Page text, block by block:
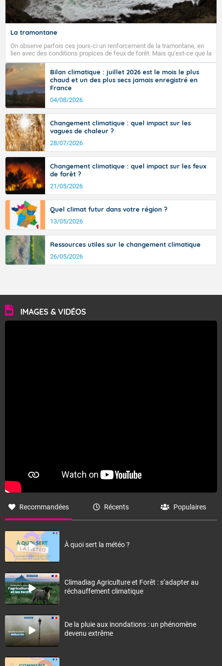
La tramontane
On observe parfois ces jours-ci un renforcement de la tramontane, en
lien avec des conditions propices de feux de forêt. Mais qu'est-ce que la
tramontane ? Quelles sont ses caractéristiques ? La tramontane est un
vent turbulent soufflant de secteur nord-ouest à nord, ou ouest à nord-
ouest, dans un secteur qui part du Roussillon à la vallée de l’Aude et à
l’ouest de l’Hérault. L’étymologie de ce vent vient du latin trasmontanus,
signifiant au-delà des monts, en allusion aux régions montagneuses
d’où provient ce vent.
Bilan climatique : juillet 2026 est le mois le plus
chaud et un des plus secs jamais enregistré en
France
04/08/2026
Changement climatique : quel impact sur les
vagues de chaleur ?
28/07/2026
Changement climatique : quel impact sur les feux
de forêt ?
21/05/2026
Quel climat futur dans votre région ?
13/05/2026
Ressources utiles sur le changement climatique
26/05/2026
IMAGES & VIDÉOS
Recommandées Récents Populaires
À quoi sert la météo ?
Climadiag Agriculture et Forêt : s’adapter au
réchauffement climatique
De la pluie aux inondations : un phénomène
devenu extrême